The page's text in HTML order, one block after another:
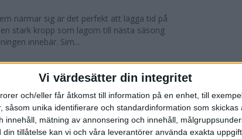
Vi värdesätter din integritet
och/eller får åtkomst till information på en enhet, till
såsom unika identifierare och standardinformation som skickas
innehåll, mätning av annonsering och innehåll,
din tillåtelse kan vi och våra leverantörer använda exakta
närmar sig är det perfekt att lägga tid på
stark kropp som lagom till nästa säsong
innebär. Sim...
City Marathon
nya vinnare i både herr- och damklassen i
TCS New York City Marathon som
löparväder med solsken, cirka 12 ...